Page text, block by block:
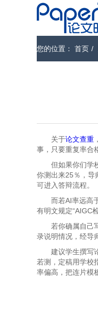
您的位置： 首页 /
关于论文查重
事，只要重复率合
但如果你们学
你测出来25％，导
可进入答辩流程。
而若AI率远高
有明文规定“AIGC
若你确属自己
录说明情况，经导
建议学生撰写
若测，定稿用学校
率偏高，把连片模